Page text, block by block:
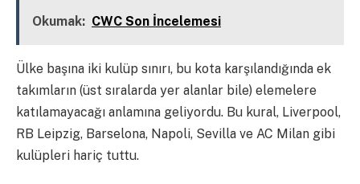
Okumak: CWC Son İncelemesi
Ülke başına iki kulüp sınırı, bu kota karşılandığında ek
takımların (üst sıralarda yer alanlar bile) elemelere
katılamayacağı anlamına geliyordu. Bu kural, Liverpool,
RB Leipzig, Barselona, Napoli, Sevilla ve AC Milan gibi
kulüpleri hariç tuttu.